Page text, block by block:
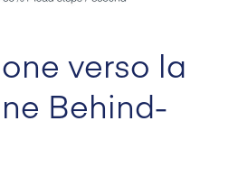
verso la
Behind-